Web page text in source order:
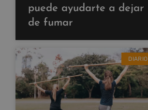
puede ayudarte a dejar
de fumar
DIARIO